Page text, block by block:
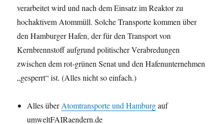
verarbeitet wird und nach dem Einsatz im Reaktor zu
hochaktivem Atommüll. Solche Transporte kommen über
den Hamburger Hafen, der für den Transport von
Kernbrennstoff aufgrund politischer Verabredungen
zwischen dem rot-grünen Senat und den Hafenunternehmen
„gesperrt“ ist. (Alles nicht so einfach.)
Alles überAtomtransporte und Hamburgauf
umweltFAIRaendern.de